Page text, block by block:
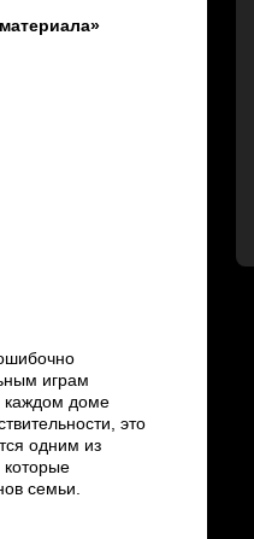
играм
каждом доме
это
одним из
семьи.